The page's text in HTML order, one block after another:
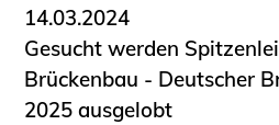
14.03.2024
Gesucht werden
Brückenbau - Deutscher
2025 ausgelobt